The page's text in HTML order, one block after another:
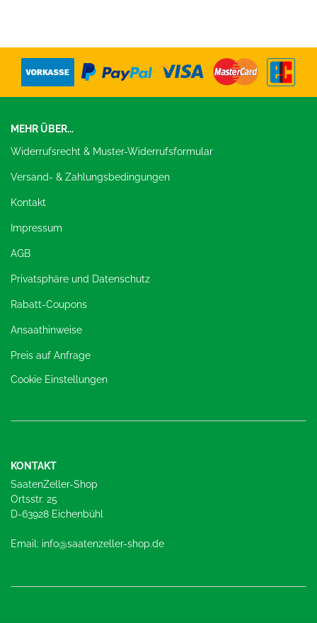
MEHR ÜBER...
Widerrufsrecht & Muster-Widerrufsformular
Versand- & Zahlungsbedingungen
Kontakt
Impressum
AGB
Privatsphäre und Datenschutz
Rabatt-Coupons
Ansaathinweise
Preis auf Anfrage
Cookie Einstellungen
KONTAKT
SaatenZeller-Shop
Ortsstr. 25
D-63928 Eichenbühl
Email: info@saatenzeller-shop.de